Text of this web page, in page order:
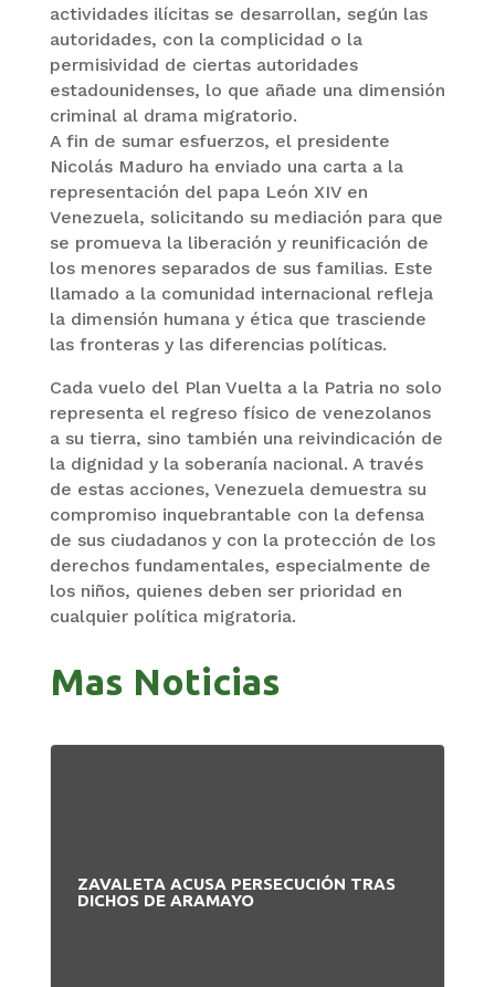
actividades ilícitas se desarrollan, según las
autoridades, con la complicidad o la
permisividad de ciertas autoridades
estadounidenses, lo que añade una dimensión
criminal al drama migratorio.
A fin de sumar esfuerzos, el presidente
Nicolás Maduro ha enviado una carta a la
representación del papa León XIV en
Venezuela, solicitando su mediación para que
se promueva la liberación y reunificación de
los menores separados de sus familias. Este
llamado a la comunidad internacional refleja
la dimensión humana y ética que trasciende
las fronteras y las diferencias políticas.
Cada vuelo del Plan Vuelta a la Patria no solo
representa el regreso físico de venezolanos
a su tierra, sino también una reivindicación de
la dignidad y la soberanía nacional. A través
de estas acciones, Venezuela demuestra su
compromiso inquebrantable con la defensa
de sus ciudadanos y con la protección de los
derechos fundamentales, especialmente de
los niños, quienes deben ser prioridad en
cualquier política migratoria.
Mas Noticias
ZAVALETA ACUSA PERSECUCIÓN TRAS
DICHOS DE ARAMAYO